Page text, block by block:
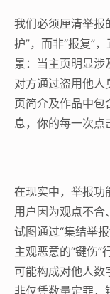
我们必须厘清举报
护”，而非“报复”
景：当主页明显涉
对方通过盗用他人
页简介及作品中包
息，你的每一次点
在现实中，举报功
用户因为观点不合
试图通过“集结举
主观恶意的“键伤”
可能构成对他人数
非仅凭数量定罪，